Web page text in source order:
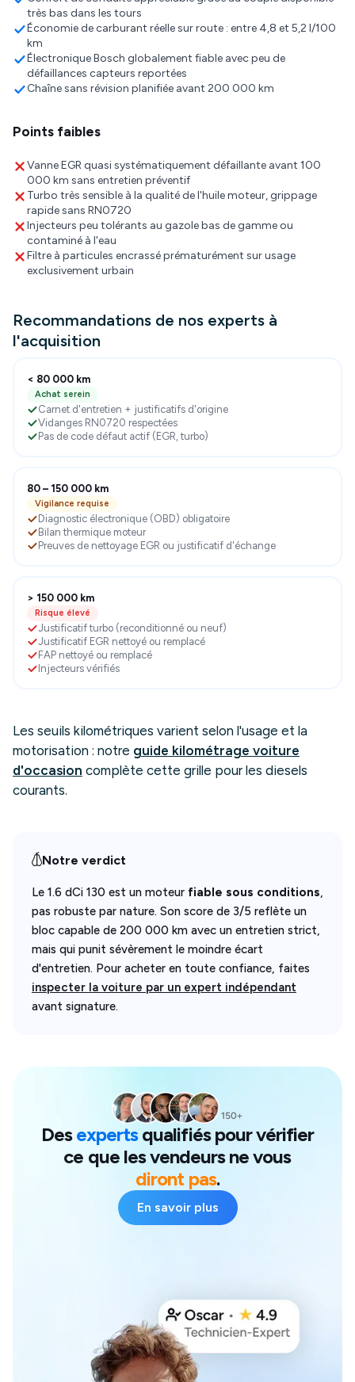
très bas dans les tours
Économie de carburant réelle sur route : entre 4,8 et 5,2 l/100
km
Électronique Bosch globalement fiable avec peu de
défaillances capteurs reportées
Chaîne sans révision planifiée avant 200 000 km
Points faibles
Vanne EGR quasi systématiquement défaillante avant 100
000 km sans entretien préventif
Turbo très sensible à la qualité de l'huile moteur, grippage
rapide sans RN0720
Injecteurs peu tolérants au gazole bas de gamme ou
contaminé à l'eau
Filtre à particules encrassé prématurément sur usage
exclusivement urbain
Recommandations de nos experts à
l'acquisition
< 80 000 km
Achat serein
Carnet d'entretien + justificatifs d'origine
Vidanges RN0720 respectées
Pas de code défaut actif (EGR, turbo)
80 – 150 000 km
Vigilance requise
Diagnostic électronique (OBD) obligatoire
Bilan thermique moteur
Preuves de nettoyage EGR ou justificatif d'échange
> 150 000 km
Risque élevé
Justificatif turbo (reconditionné ou neuf)
Justificatif EGR nettoyé ou remplacé
FAP nettoyé ou remplacé
Injecteurs vérifiés
Les seuils kilométriques varient selon l'usage et la
motorisation : notre guide kilométrage voiture
d'occasion complète cette grille pour les diesels
courants.
Notre verdict
Le 1.6 dCi 130 est un moteur fiable sous conditions,
pas robuste par nature. Son score de 3/5 reflète un
bloc capable de 200 000 km avec un entretien strict,
mais qui punit sévèrement le moindre écart
d'entretien. Pour acheter en toute confiance, faites
inspecter la voiture par un expert indépendant
avant signature.
Desexpertsqualifiés pour vérifier
ce que les vendeurs ne vous
diront pas.
En savoir plus